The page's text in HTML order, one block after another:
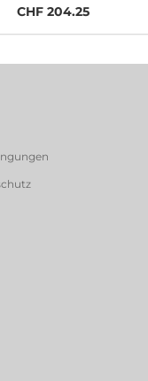
CHF 204.25